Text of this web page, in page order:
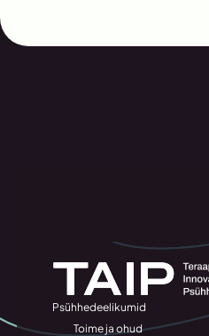
Psühhedeelikumid
Toime ja ohud